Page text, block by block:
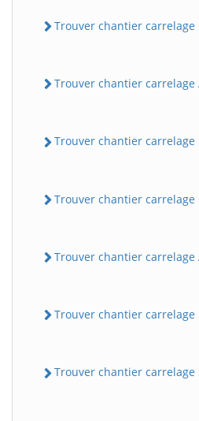
Trouver chantier carrelage
Trouver chantier carrelage
Trouver chantier carrelage
Trouver chantier carrelage
Trouver chantier carrelage
Trouver chantier carrelage
Trouver chantier carrelage